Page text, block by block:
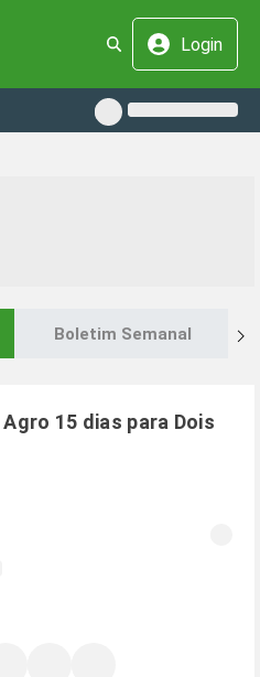
Login
Boletim Semanal
15 dias para Dois